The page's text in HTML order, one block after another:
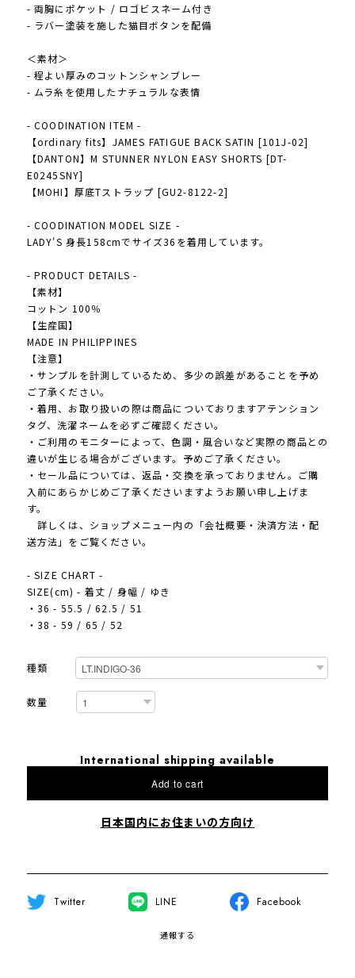
- 両胸にポケット / ロゴビスネーム付き
- ラバー塗装を施した猫目ボタンを配備
＜素材＞
- 程よい厚みのコットンシャンブレー
- ムラ糸を使用したナチュラルな表情
- COODINATION ITEM -
【ordinary fits】JAMES FATIGUE BACK SATIN [101J-02]
【DANTON】M STUNNER NYLON EASY SHORTS [DT-
E0245SNY]
【MOHI】厚底Tストラップ [GU2-8122-2]
- COODINATION MODEL SIZE -
LADY'S 身長158cmでサイズ36を着用しています。
- PRODUCT DETAILS -
【素材】
コットン 100％
【生産国】
MADE IN PHILIPPINES
【注意】
・サンプルを計測しているため、多少の誤差があることを予め
ご了承ください。
・着用、お取り扱いの際は商品についておりますアテンション
タグ、洗濯ネームを必ずご確認ください。
・ご利用のモニターによって、色調・風合いなど実際の商品との
違いが生じる場合がございます。予めご了承ください。
・セール品については、返品・交換を承っておりません。ご購
入前にあらかじめご了承くださいますようお願い申し上げま
す。
詳しくは、ショップメニュー内の「会社概要・決済方法・配
送方法」をご覧ください。
- SIZE CHART -
SIZE(cm) - 着丈 / 身幅 / ゆき
・36 - 55.5 / 62.5 / 51
・38 - 59 / 65 / 52
種類
数量
International shipping available
Add to cart
日本国内にお住まいの方向け
Twitter LINE Facebook
通報する